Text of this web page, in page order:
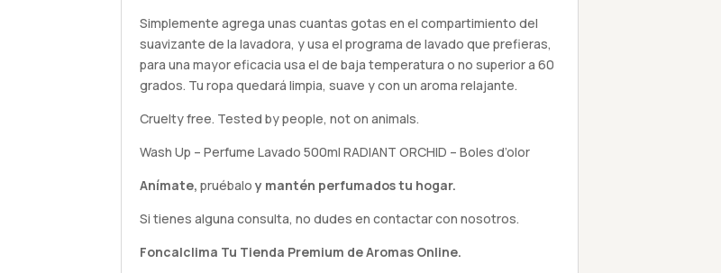
Simplemente agrega unas cuantas gotas en el compartimiento del
suavizante de la lavadora, y usa el programa de lavado que prefieras,
para una mayor eficacia usa el de baja temperatura o no superior a 60
grados. Tu ropa quedará limpia, suave y con un aroma relajante.
Cruelty free. Tested by people, not on animals.
Wash Up – Perfume Lavado 500ml RADIANT ORCHID – Boles d’olor
Anímate,pruébalo y mantén perfumados tu hogar.
Si tienes algunaconsulta, no dudes en contactar con nosotros.
Foncalclima Tu Tienda Premium de Aromas Online.